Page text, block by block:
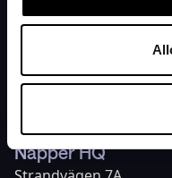
Naviger
Vores historie
Napper HQ